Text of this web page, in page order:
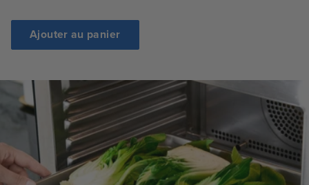
Ajouter au panier